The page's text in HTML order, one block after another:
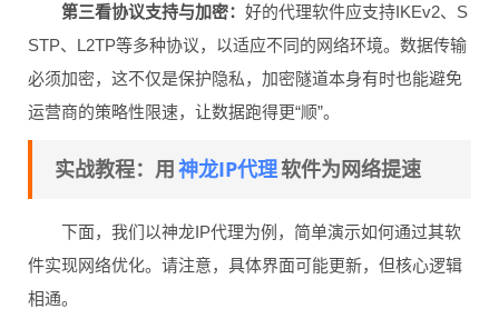
第三看协议支持与加密： 好的代理软件应支持IKEv2、S
STP、L2TP等多种协议，以适应不同的网络环境。数据传输
必须加密，这不仅是保护隐私，加密隧道本身有时也能避免
运营商的策略性限速，让数据跑得更“顺”。
实战教程：用 神龙IP代理软件为网络提速
下面，我们以神龙IP代理为例，简单演示如何通过其软
件实现网络优化。请注意，具体界面可能更新，但核心逻辑
相通。